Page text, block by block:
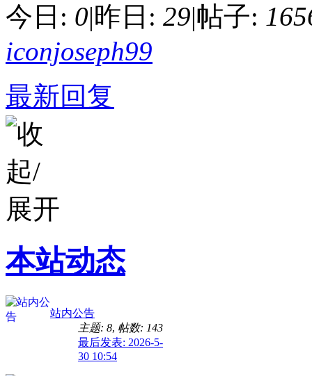
今日: 0|昨日: 29|帖子:
iconjoseph99
最新回复
本站动态
站内公告
主题: 8, 帖数: 143
最后发表: 2026-5-
30 10:54